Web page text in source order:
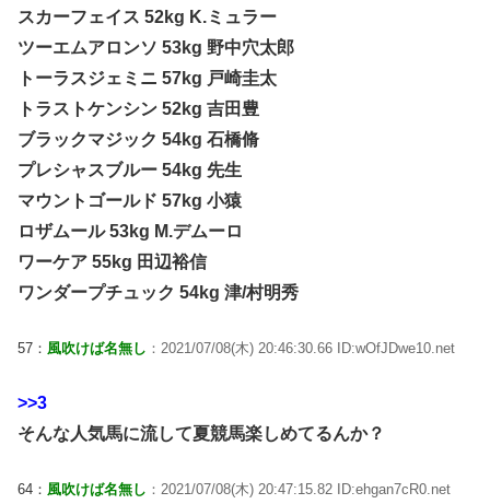
スカーフェイス 52kg K.ミュラー
ツーエムアロンソ 53kg 野中穴太郎
トーラスジェミニ 57kg 戸崎圭太
トラストケンシン 52kg 吉田豊
ブラックマジック 54kg 石橋脩
プレシャスブルー 54kg 先生
マウントゴールド 57kg 小猿
ロザムール 53kg M.デムーロ
ワーケア 55kg 田辺裕信
ワンダープチュック 54kg 津/村明秀
57： 風吹けば名無し ：2021/07/08(木) 20:46:30.66 ID:wOfJDwe10.net
>>3
そんな人気馬に流して夏競馬楽しめてるんか？
64： 風吹けば名無し ：2021/07/08(木) 20:47:15.82 ID:ehgan7cR0.net